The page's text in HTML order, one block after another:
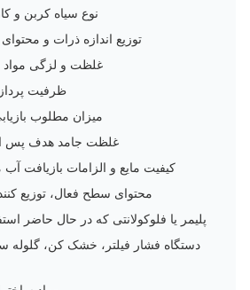
نوع سیاه کربن و
توزیع اندازه ذرات و
غلظت و لزگی مواد
ظرفیت
میزان مطلوب
غلظت جامد هدف پس از
کیفیت مایع و الزامات بازیافت
محتوای سطح فعال، توزیع
پلیمر یا فلوکولانتی که در حال حاضر
دستگاه فشار فیلتر، خشک کن، گلوله